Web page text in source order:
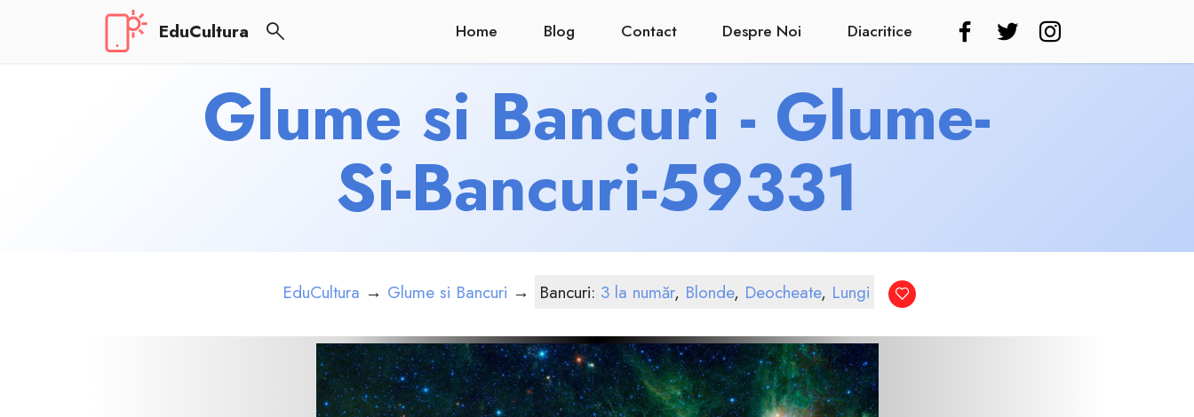
EduCultura Home Blog Contact Despre Noi Diacritice
Glume si Bancuri - Glume-
Si-Bancuri-59331
EduCultura → Glume si Bancuri → Bancuri: 3 la număr, Blonde, Deocheate, Lungi